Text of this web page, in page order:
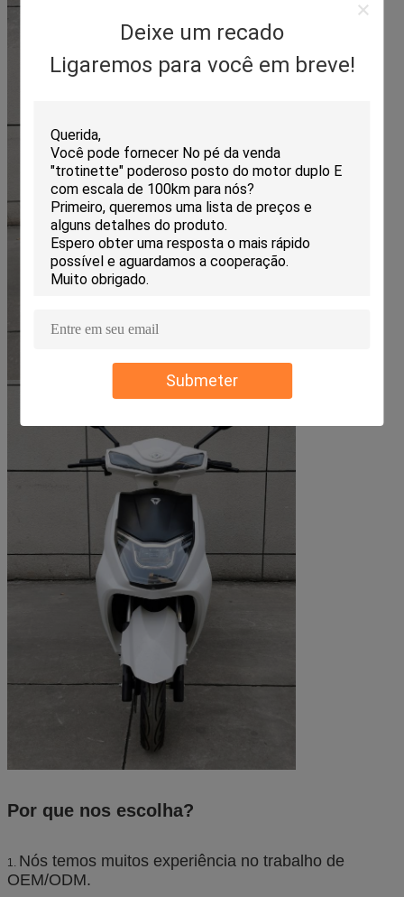
Deixe um recado
Ligaremos para você em breve!
Submeter
Por que nos escolha?
1. Nós temos muitos experiência no trabalho de
OEM/ODM.